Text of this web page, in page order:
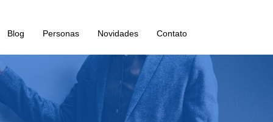
Blog Personas Novidades Contato